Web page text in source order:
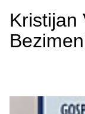
Kristijan